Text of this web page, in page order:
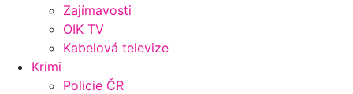
Zajímavosti
OIK TV
Kabelová televize
Krimi
Policie ČR